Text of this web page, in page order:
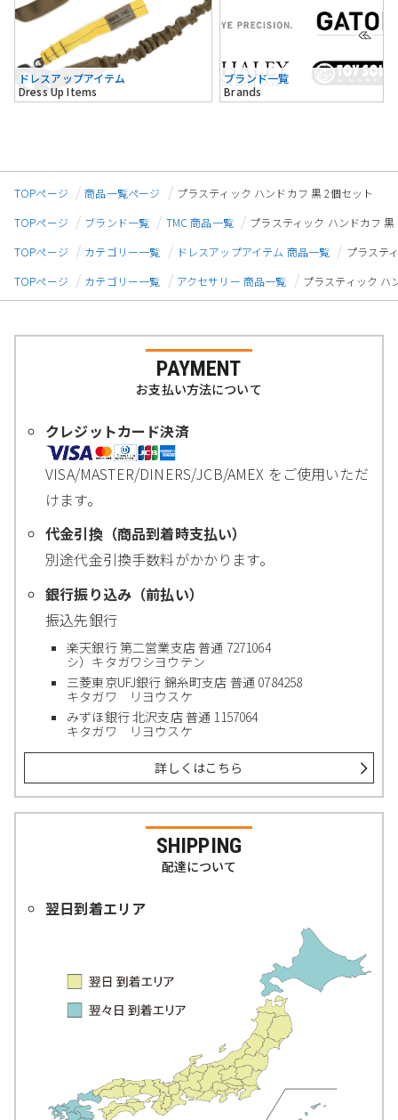
ドレスアップアイテム
Dress Up Items
ブランド一覧
Brands
TOPページ 商品一覧ページ
プラスティック ハンドカフ 黒 2個セット
TOPページ
ブランド一覧 TMC 商品一覧
プラスティック ハンドカフ
TOPページ
カテゴリー一覧 ドレスアップアイテム 商品一覧
プラステ
TOPページ
カテゴリー一覧 アクセサリー 商品一覧 プラスティック ハ
PAYMENT
お支払い方法について
クレジットカード決済
VISA/MASTER/DINERS/JCB/AMEX をご使用いただ
けます。
代金引換（商品到着時支払い）
別途代金引換手数料がかかります。
銀行振り込み（前払い）
振込先銀行
楽天銀行 第二営業支店 普通 7271064
シ）キタガワシヨウテン
三菱東京UFJ銀行 錦糸町支店 普通 0784258
キタガワ リヨウスケ
みずほ銀行 北沢支店 普通 1157064
キタガワ リヨウスケ
詳しくはこちら
SHIPPING
配達について
翌日到着エリア